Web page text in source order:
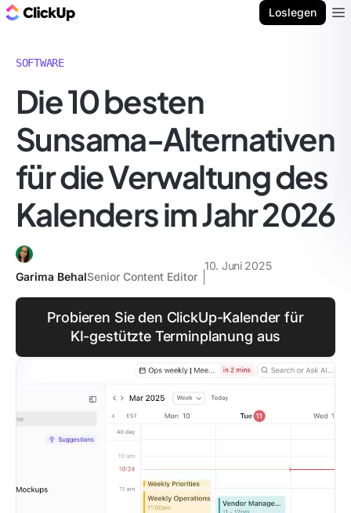
Loslegen
SOFTWARE
Die 10 besten
Sunsama-Alternativen
für die Verwaltung des
Kalenders im Jahr 2026
Garima BehalSenior Content Editor
10. Juni 2025
Probieren Sie den ClickUp-Kalender für
KI-gestützte Terminplanung aus